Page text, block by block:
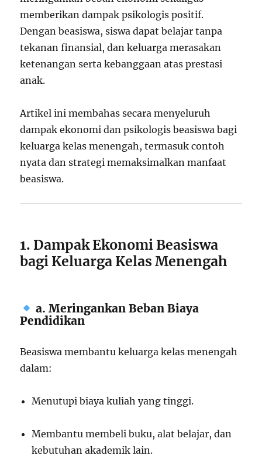
memberikan dampak psikologis positif.
Dengan beasiswa, siswa dapat belajar tanpa
tekanan finansial, dan keluarga merasakan
ketenangan serta kebanggaan atas prestasi
anak.
Artikel ini membahas secara menyeluruh
dampak ekonomi dan psikologis beasiswa bagi
keluarga kelas menengah, termasuk contoh
nyata dan strategi memaksimalkan manfaat
beasiswa.
1. Dampak Ekonomi Beasiswa
bagi Keluarga Kelas Menengah
a. Meringankan Beban Biaya
Pendidikan
Beasiswa membantu keluarga kelas menengah
dalam:
Menutupi biaya kuliah yang tinggi.
Membantu membeli buku, alat belajar, dan
kebutuhan akademik lain.